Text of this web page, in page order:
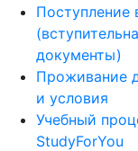
Поступление
документы)
Проживание
и условия
Учебный
StudyForYou